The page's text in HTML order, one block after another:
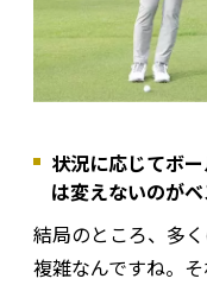
状況に応じてボ
は変えないのが
結局のところ、多
複雑なんですね。